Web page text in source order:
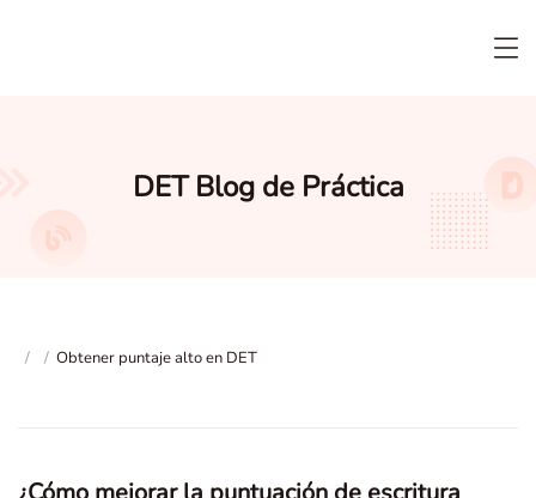
DET Blog de Práctica
/ / Obtener puntaje alto en DET